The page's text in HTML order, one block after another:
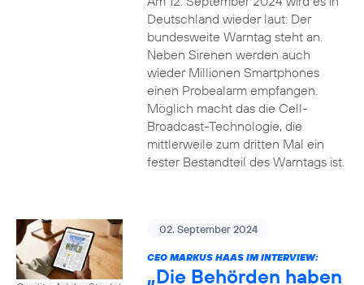
Deutschland wieder laut: Der
bundesweite Warntag steht an.
Neben Sirenen werden auch
wieder Millionen Smartphones
einen Probealarm empfangen.
Möglich macht das die Cell-
Broadcast-Technologie, die
mittlerweile zum dritten Mal ein
fester Bestandteil des Warntags ist.
02. September 2024
CEO MARKUS HAAS IM INTERVIEW:
„Die Behörden haben